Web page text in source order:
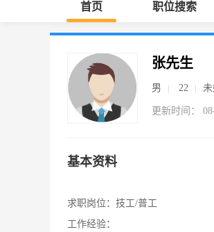
首页 职位搜索
张先生
男 22
更新时间：
基本资料
求职岗位： 技工/普工
工作经验：